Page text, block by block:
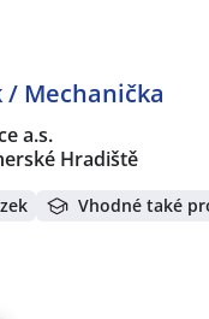
/ Mechanička
a.s.
Hradiště
Vhodné také